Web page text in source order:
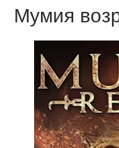
Мумия